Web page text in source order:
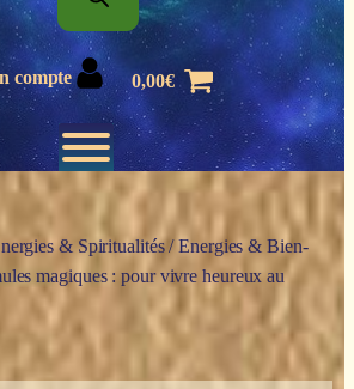
compte 0,00€
& Spiritualités/Energies & Bien-
magiques : pour vivre heureux au